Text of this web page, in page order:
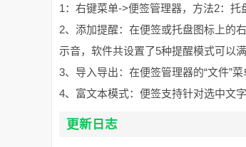
1：右键菜单->便签管理器，方法2：
2、添加提醒：在便签或托盘图标上的
示音，软件共设置了5种提醒模式可以
3、导入导出：在便签管理器的“文件”
4、富文本模式：便签支持针对选中文
更新日志